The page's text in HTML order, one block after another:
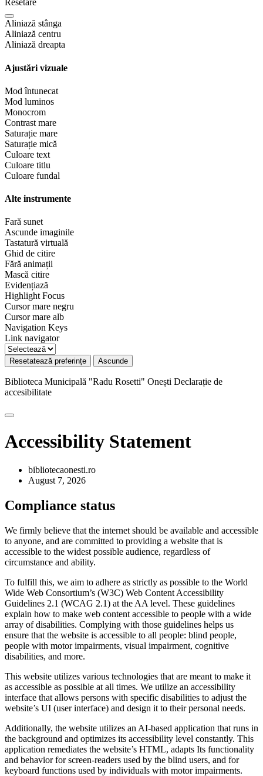
Resetare
Aliniază stânga
Aliniază centru
Aliniază dreapta
Ajustări vizuale
Mod întunecat
Mod luminos
Monocrom
Contrast mare
Saturație mare
Saturație mică
Culoare text
Culoare titlu
Culoare fundal
Alte instrumente
Fară sunet
Ascunde imaginile
Tastatură virtuală
Ghid de citire
Fără animații
Mască citire
Evidențiază
Highlight Focus
Cursor mare negru
Cursor mare alb
Navigation Keys
Link navigator
Resetatează preferințe Ascunde
Biblioteca Municipală "Radu Rosetti" Onești Declarație de
accesibilitate
Accessibility Statement
bibliotecaonesti.ro
August 7, 2026
Compliance status
We firmly believe that the internet should be available and accessible
to anyone, and are committed to providing a website that is
accessible to the widest possible audience, regardless of
circumstance and ability.
To fulfill this, we aim to adhere as strictly as possible to the World
Wide Web Consortium’s (W3C) Web Content Accessibility
Guidelines 2.1 (WCAG 2.1) at the AA level. These guidelines
explain how to make web content accessible to people with a wide
array of disabilities. Complying with those guidelines helps us
ensure that the website is accessible to all people: blind people,
people with motor impairments, visual impairment, cognitive
disabilities, and more.
This website utilizes various technologies that are meant to make it
as accessible as possible at all times. We utilize an accessibility
interface that allows persons with specific disabilities to adjust the
website’s UI (user interface) and design it to their personal needs.
Additionally, the website utilizes an AI-based application that runs in
the background and optimizes its accessibility level constantly. This
application remediates the website’s HTML, adapts Its functionality
and behavior for screen-readers used by the blind users, and for
keyboard functions used by individuals with motor impairments.